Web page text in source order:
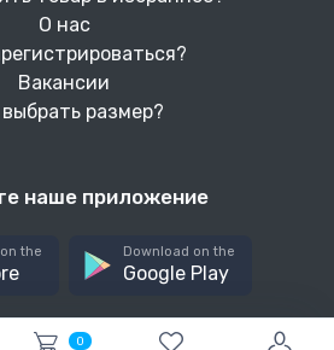
0
О нас
Вакансии
выбрать размер?
наше приложение
the Download on the
Google Play